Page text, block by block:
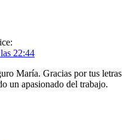
22:44
María. Gracias por tus letras
un apasionado del trabajo.